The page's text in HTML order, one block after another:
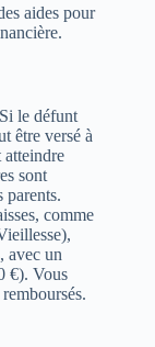
aides pour
le défunt
être versé à
atteindre
sont
parents.
comme
avec un
€). Vous